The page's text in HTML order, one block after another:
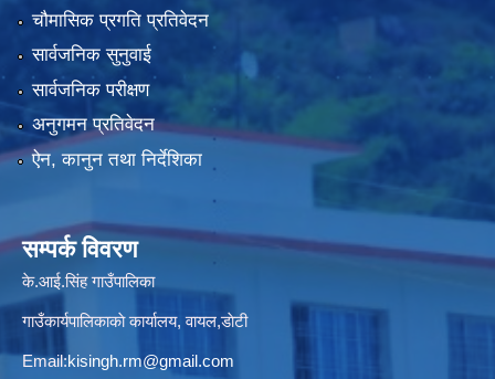
चौमासिक प्रगति प्रतिवेदन
सार्वजनिक सुनुवाई
सार्वजनिक परीक्षण
अनुगमन प्रतिवेदन
ऐन, कानुन तथा निर्देशिका
सम्पर्क विवरण
के.आई.सिंह गाउँपालिका
गाउँकार्यपालिकाकाे कार्यालय, वायल,डाेटी
Email:kisingh.rm@gmail.com